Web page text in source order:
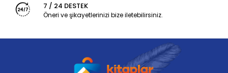
7 / 24 DESTEK
Öneri ve şikayetlerinizi bize iletebilirsiniz.